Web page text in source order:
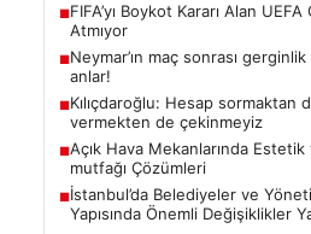
■FIFA’yı Boykot Kararı Alan UEFA
Atmıyor
■Neymar’ın maç sonrası gerginlik
anlar!
■Kılıçdaroğlu: Hesap sormaktan
vermekten de çekinmeyiz
■Açık Hava Mekanlarında
mutfağı Çözümleri
■İstanbul’da Belediyeler ve
Yapısında Önemli Değişiklikler